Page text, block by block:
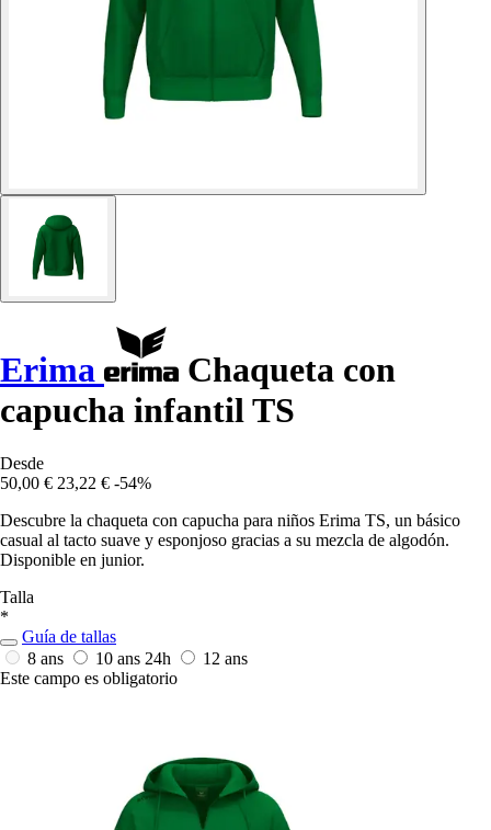
Erima
Chaqueta con
capucha infantil TS
Desde
50,00 € 23,22 € -54%
Descubre la chaqueta con capucha para niños Erima TS, un básico
casual al tacto suave y esponjoso gracias a su mezcla de algodón.
Disponible en junior.
Talla
*
Guía de tallas
8 ans
10 ans 24h
12 ans
Este campo es obligatorio